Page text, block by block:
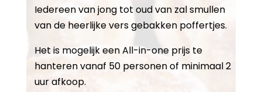
Iedereen van jong tot oud van zal smullen
van de heerlijke vers gebakken poffertjes.
Het is mogelijk een All-in-one prijs te
hanteren vanaf 50 personen of minimaal 2
uur afkoop.